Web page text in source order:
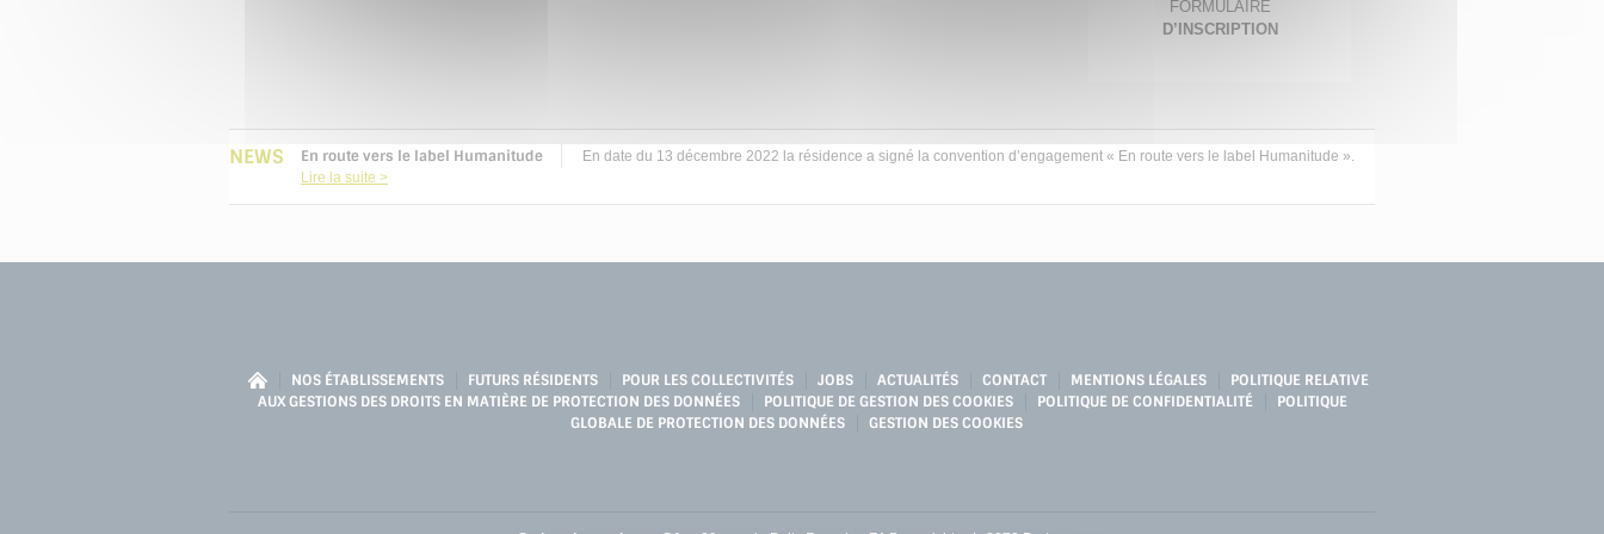
FORMULAIRE
D’INSCRIPTION
NEWS En route vers le label Humanitude
En date du 13 décembre 2022 la résidence a signé la convention d’engagement « En route vers le label Humanitude ».
Lire la suite
NOS ÉTABLISSEMENTS FUTURS RÉSIDENTS POUR LES COLLECTIVITÉS JOBS ACTUALITÉS CONTACT MENTIONS LÉGALES
POLITIQUE RELATIVE
AUX GESTIONS DES DROITS EN MATIÈRE DE PROTECTION DES DONNÉES
POLITIQUE DE GESTION DES COOKIES POLITIQUE DE CONFIDENTIALITÉ
POLITIQUE
GLOBALE DE PROTECTION DES DONNÉES
GESTION DES COOKIES